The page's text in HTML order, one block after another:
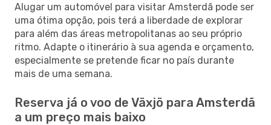
Alugar um automóvel para visitar Amsterdã pode ser
uma ótima opção, pois terá a liberdade de explorar
para além das áreas metropolitanas ao seu próprio
ritmo. Adapte o itinerário à sua agenda e orçamento,
especialmente se pretende ficar no país durante
mais de uma semana.
Reserva já o voo de Växjö para Amsterdã
a um preço mais baixo